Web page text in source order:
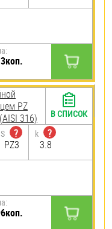
PZ
316)
S
?
PZ3
k
?
3.8
В СПИСОК